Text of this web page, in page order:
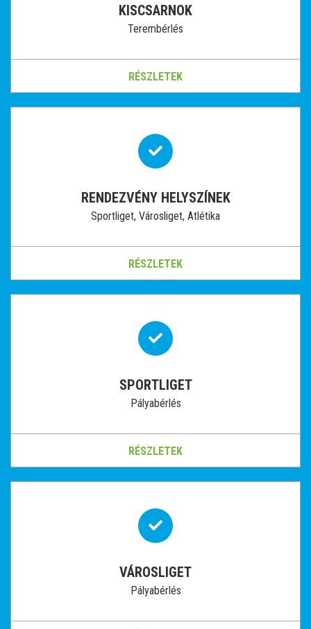
KISCSARNOK
Terembérlés
RÉSZLETEK
RENDEZVÉNY HELYSZÍNEK
Sportliget, Városliget, Atlétika
RÉSZLETEK
SPORTLIGET
Pályabérlés
RÉSZLETEK
VÁROSLIGET
Pályabérlés